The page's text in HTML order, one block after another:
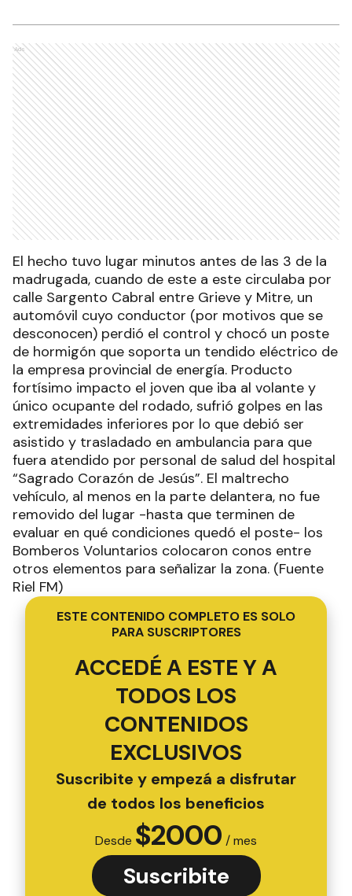
Ads
El hecho tuvo lugar minutos antes de las 3 de la
madrugada, cuando de este a este circulaba por
calle Sargento Cabral entre Grieve y Mitre, un
automóvil cuyo conductor (por motivos que se
desconocen) perdió el control y chocó un poste
de hormigón que soporta un tendido eléctrico de
la empresa provincial de energía. Producto
fortísimo impacto el joven que iba al volante y
único ocupante del rodado, sufrió golpes en las
extremidades inferiores por lo que debió ser
asistido y trasladado en ambulancia para que
fuera atendido por personal de salud del hospital
“Sagrado Corazón de Jesús”. El maltrecho
vehículo, al menos en la parte delantera, no fue
removido del lugar -hasta que terminen de
evaluar en qué condiciones quedó el poste- los
Bomberos Voluntarios colocaron conos entre
otros elementos para señalizar la zona. (Fuente
Riel FM)
ESTE CONTENIDO COMPLETO ES SOLO
PARA SUSCRIPTORES
ACCEDÉ A ESTE Y A
TODOS LOS
CONTENIDOS
EXCLUSIVOS
Suscribite y empezá a disfrutar
de todos los beneficios
Desde $2000 / mes
Suscribite